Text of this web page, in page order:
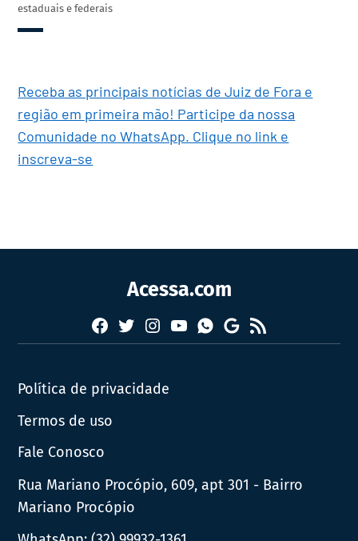
estaduais e federais
Receba as principais notícias de Juiz de Fora e
região em primeira mão! Participe da nossa
Comunidade no WhatsApp. Clique no link e
inscreva-se
Acessa.com
Facebook
TwitterInstagram
YouTubeWhatsapp
Google
News
RSS
Política de privacidade
Termos de uso
Fale Conosco
Rua Mariano Procópio, 609, apt 301 - Bairro
Mariano Procópio